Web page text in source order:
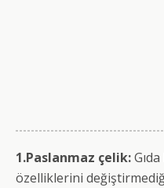
1.Paslanmaz çelik:
özelliklerini